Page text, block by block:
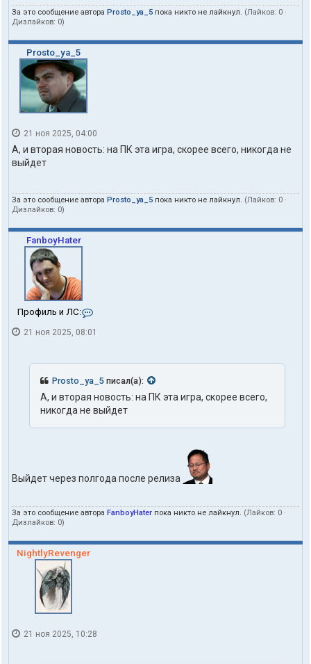
За это сообщение автора Prosto_ya_5 пока никто не лайкнул. (Лайков: 0 ·
Дизлайков: 0)
Prosto_ya_5
21 ноя 2025, 04:00
А, и вторая новость: на ПК эта игра, скорее всего, никогда не
выйдет
За это сообщение автора Prosto_ya_5 пока никто не лайкнул. (Лайков: 0 ·
Дизлайков: 0)
FanboyHater
Профиль и ЛС:
н
к
т
п
о
а
л
a
e
21 ноя 2025, 08:01
Prosto_ya_5 писал(а):
А, и вторая новость: на ПК эта игра, скорее всего,
никогда не выйдет
Выйдет через полгода после релиза
За это сообщение автора FanboyHater пока никто не лайкнул. (Лайков: 0 ·
Дизлайков: 0)
NightlyRevenger
21 ноя 2025, 10:28